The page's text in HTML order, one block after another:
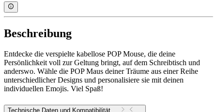
Beschreibung
Entdecke die verspielte kabellose POP Mouse, die deine
Persönlichkeit voll zur Geltung bringt, auf dem Schreibtisch und
anderswo. Wähle die POP Maus deiner Träume aus einer Reihe
unterschiedlicher Designs und personalisiere sie mit deinen
individuellen Emojis. Viel Spaß!
Technische Daten und Kompatibilität